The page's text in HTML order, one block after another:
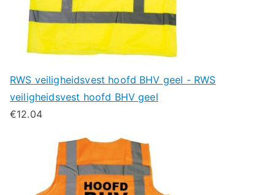
RWS veiligheidsvest hoofd BHV geel - RWS
veiligheidsvest hoofd BHV geel
€12.04